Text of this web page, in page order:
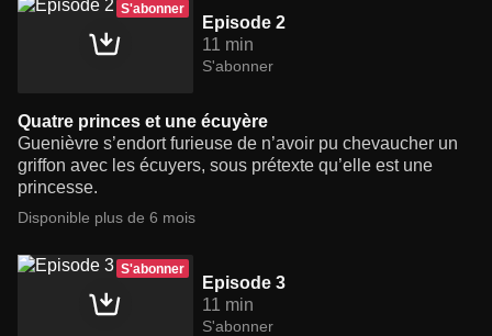
S'abonner
Episode 2
11 min
S'abonner
Quatre princes et une écuyère
Guenièvre s’endort furieuse de n’avoir pu chevaucher un
griffon avec les écuyers, sous prétexte qu’elle est une
princesse.
Disponible plus de 6 mois
S'abonner
Episode 3
11 min
S'abonner